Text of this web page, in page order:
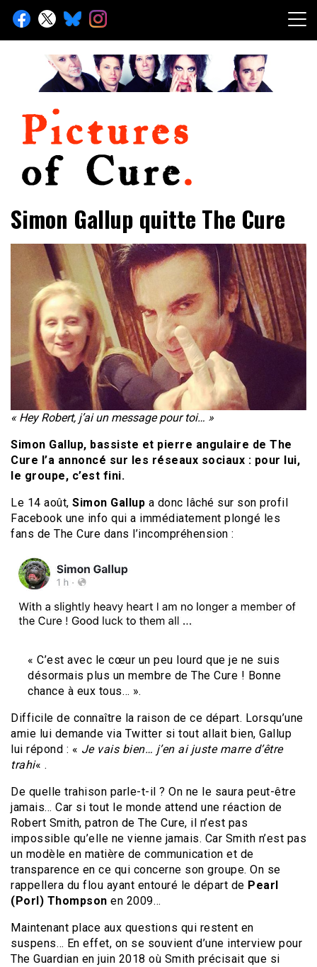
Skip
content
Pictures of Cure
Simon Gallup quitte The Cure
« Hey Robert, j’ai un message pour toi… »
Simon Gallup, bassiste et pierre angulaire de The
Cure l’a annoncé sur les réseaux sociaux : pour lui,
le groupe, c’est fini.
Le 14 août, Simon Gallup a donc lâché sur son profil
Facebook une info qui a immédiatement plongé les
fans de The Cure dans l’incompréhension :
« C’est avec le cœur un peu lourd que je ne suis
désormais plus un membre de The Cure ! Bonne
chance à eux tous… ».
Difficile de connaître la raison de ce départ. Lorsqu’une
amie lui demande via Twitter si tout allait bien, Gallup
lui répond : « Je vais bien… j’en ai juste marre d’être
trahi« .
De quelle trahison parle-t-il ? On ne le saura peut-être
jamais… Car si tout le monde attend une réaction de
Robert Smith, patron de The Cure, il n’est pas
impossible qu’elle ne vienne jamais. Car Smith n’est pas
un modèle en matière de communication et de
transparence en ce qui concerne son groupe. On se
rappellera du flou ayant entouré le départ de Pearl
(Porl) Thompson en 2009…
Maintenant place aux questions qui restent en
suspens… En effet, on se souvient d’une interview pour
The Guardian en juin 2018 où Smith précisait que si